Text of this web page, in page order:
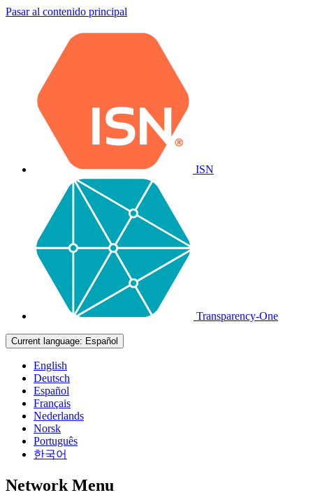
Pasar al contenido principal
ISN
Transparency-One
Current language: Español
English
Deutsch
Español
Français
Nederlands
Norsk
Português
한국어
Network Menu